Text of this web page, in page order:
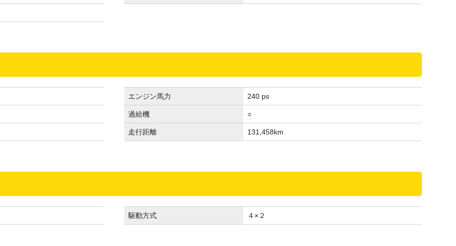
エンジン馬力 240 ps
過給機 ○
走行距離 131,458km
駆動方式 ４×２